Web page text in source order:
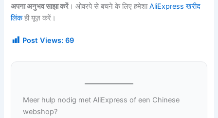
अपना अनुभव साझा करें। ओवरपे से बचने के लिए हमेशाAliExpress खरीद
लिंकही यूज़ करें।
Post Views: 69
Meer hulp nodig met AliExpress of een Chinese
webshop?